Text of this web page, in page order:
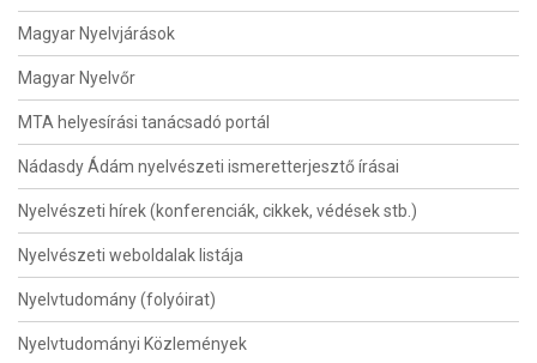
Magyar Nyelvjárások
Magyar Nyelvőr
MTA helyesírási tanácsadó portál
Nádasdy Ádám nyelvészeti ismeretterjesztő írásai
Nyelvészeti hírek (konferenciák, cikkek, védések stb.)
Nyelvészeti weboldalak listája
Nyelvtudomány (folyóirat)
Nyelvtudományi Közlemények